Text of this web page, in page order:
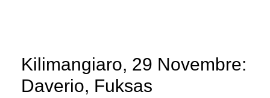
Kilimangiaro, 29 Novembre:
Daverio, Fuksas